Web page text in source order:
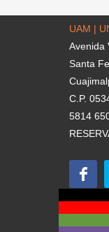
UAM |
Avenida
Santa
C.P.
5814